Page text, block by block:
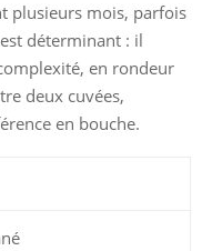
plusieurs mois, parfois
déterminant : il
en rondeur
deux cuvées,
en bouche.